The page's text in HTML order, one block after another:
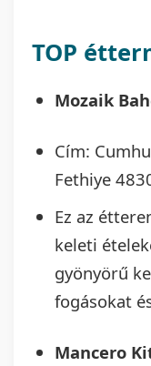
TOP
Mozaik
Cím:
Fethiye
Ez az
keleti
gyönyörű
fogásokat
Mancero